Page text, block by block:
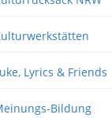
Lyrics & Friends
Bildung